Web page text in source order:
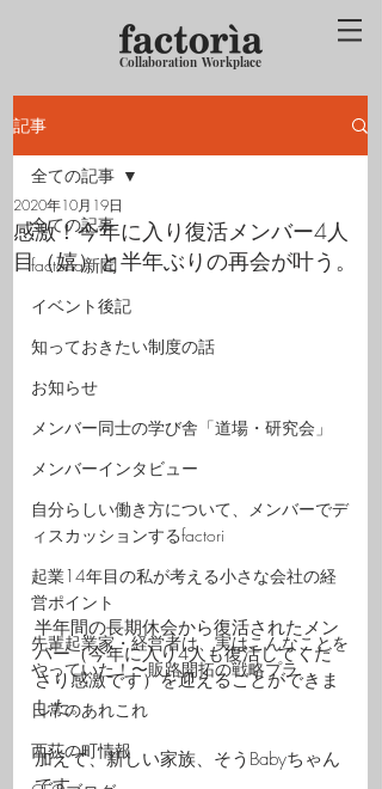
Collaboration Workplace
記事
全ての記事
factoria新聞
イベント後記
知っておきたい制度の話
お知らせ
メンバー同士の学び舎「道場・研究会」
メンバーインタビュー
自分らしい働き方について、メンバーでデ
ィスカッションするfactori
起業14年目の私が考える小さな会社の経
営ポイント
先輩起業家・経営者は、実はこんなことを
やっていた！〜販路開拓の戦略プラ
日常のあれこれ
西荻の町情報
全ての記事
感激！今年に入り復活メンバー4人
目（嬉）と半年ぶりの再会が叶う。
2020年10月19日
半年間の長期休会から復活されたメン
バー（今年に入り4人も復活してくだ
さり感激です）を迎えることができま
した。
加えて、新しい家族、そうBabyちゃん